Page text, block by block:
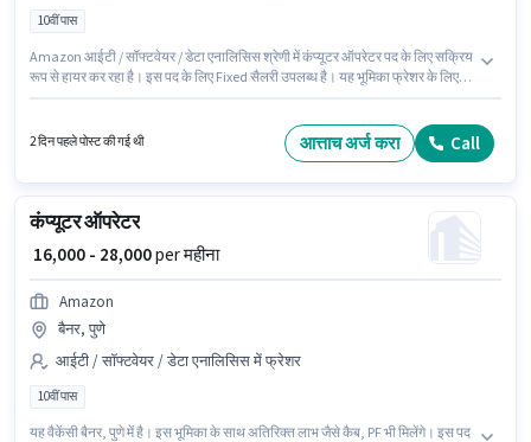
10वीं पास
Amazon आईटी / सॉफ्टवेयर / डेटा एनालिसिस श्रेणी में कंप्यूटर ऑपरेटर पद के लिए सक्रिय
रूप से हायर कर रहा है। इस पद के लिए Fixed सैलरी उपलब्ध है। यह भूमिका फ्रेशर के लिए
पास डिग्री/सर्टिफिकेट होना अनिवार्य है।
2 दिन पहले पोस्ट की गई थी आत्ताच अर्ज करा Call
कंप्यूटर ऑपरेटर
₹ 16,000 - 28,000per महीना
Amazon
बैनर, पुणे
आईटी / सॉफ्टवेयर / डेटा एनालिसिस में फ्रेशर
10वीं पास
यह वैकेंसी बैनर, पुणे में है। इस भूमिका के साथ अतिरिक्त लाभ जैसे कैब, PF भी मिलेंगे। इस पद